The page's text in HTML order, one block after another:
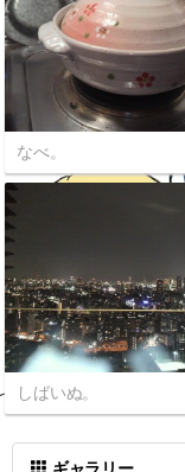
なべ。
しばいぬ。